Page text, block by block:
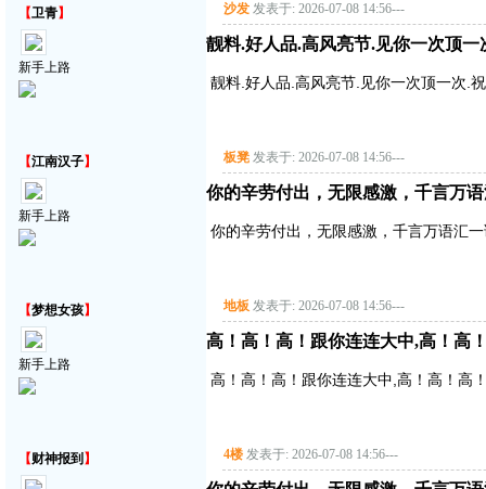
【卫青】
新手上路
沙发 发表于: 2026-07-08 14:56---
靓料.好人品.高风亮节.见你一次顶一
靓料.好人品.高风亮节.见你一次顶一次.
【江南汉子】
新手上路
板凳 发表于: 2026-07-08 14:56---
你的辛劳付出，无限感激，千言万
你的辛劳付出，无限感激，千言万语汇
【梦想女孩】
新手上路
地板 发表于: 2026-07-08 14:56---
高！高！高！跟你连连大中,高！高
高！高！高！跟你连连大中,高！高！高
【财神报到 】 4楼 发表于: 2026-07-08 14:56---